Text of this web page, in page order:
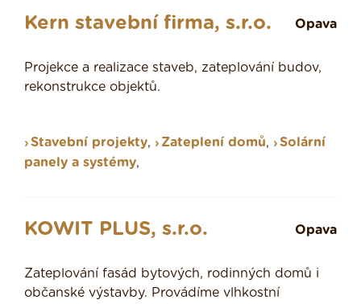
Kern stavební firma, s.r.o. Opava
Projekce a realizace staveb, zateplování budov,
rekonstrukce objektů.
Stavební projekty, Zateplení domů,
Solární
panely a systémy,
KOWIT PLUS, s.r.o. Opava
Zateplování fasád bytových, rodinných domů i
občanské výstavby. Provádíme vlhkostní